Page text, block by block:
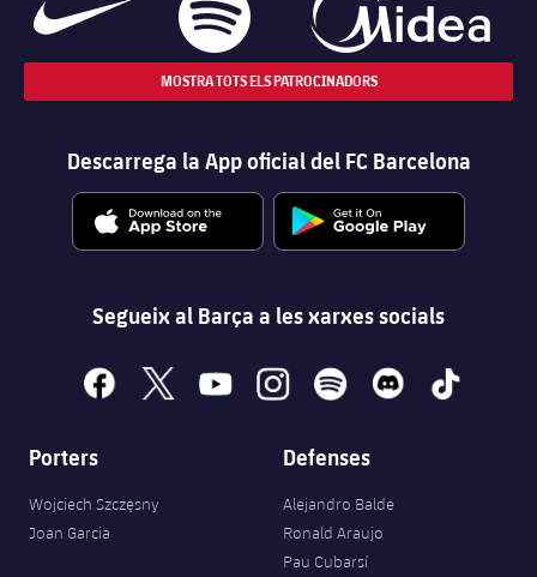
MOSTRA TOTS ELS PATROCINADORS
Descarrega la App oficial del FC Barcelona
Segueix al Barça a les xarxes socials
facebook
x youtubeinstagramspotify discord tiktok
Porters
Wojciech Szczęsny
Joan Garcia
Defenses
Alejandro Balde
Ronald Araujo
Pau Cubarsí